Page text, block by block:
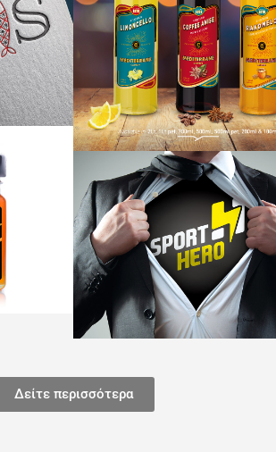
Δείτε περισσότερα